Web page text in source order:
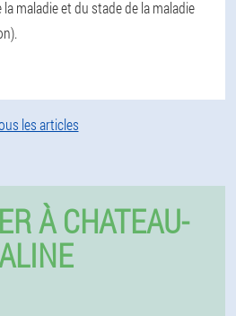
maladie et du stade de la maladie
les articles
À CHATEAU-